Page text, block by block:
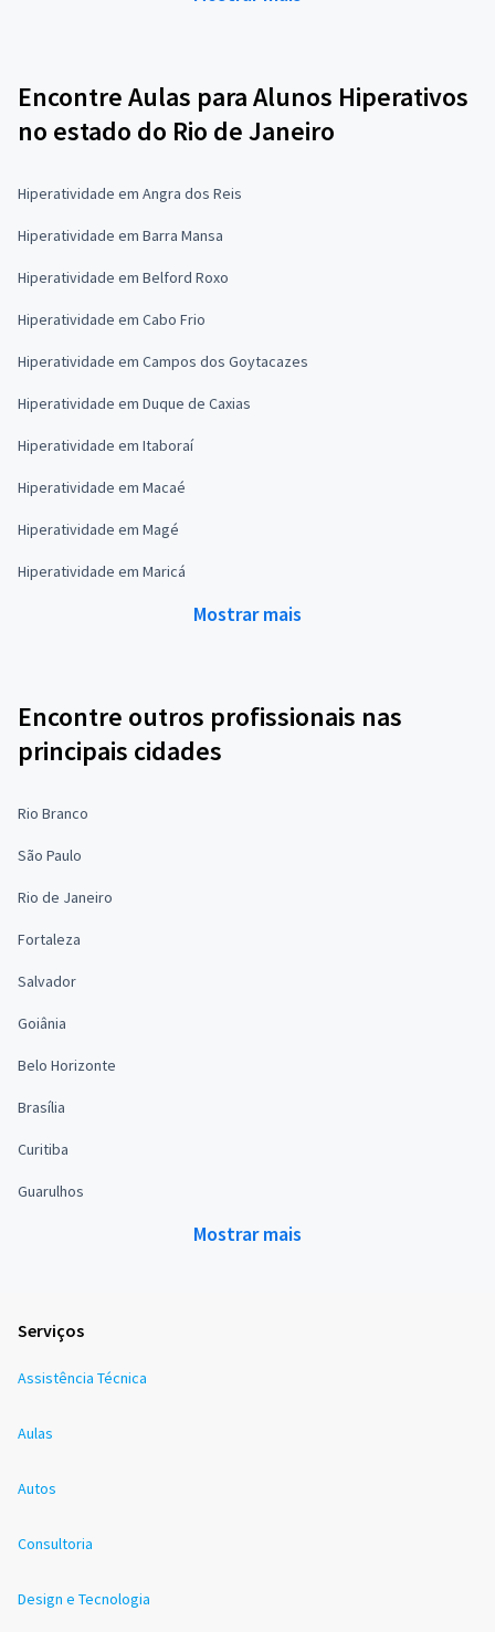
Encontre Aulas para Alunos Hiperativos
no estado do Rio de Janeiro
Hiperatividade em Angra dos Reis
Hiperatividade em Barra Mansa
Hiperatividade em Belford Roxo
Hiperatividade em Cabo Frio
Hiperatividade em Campos dos Goytacazes
Hiperatividade em Duque de Caxias
Hiperatividade em Itaboraí
Hiperatividade em Macaé
Hiperatividade em Magé
Hiperatividade em Maricá
Mostrar mais
Encontre outros profissionais nas
principais cidades
Rio Branco
São Paulo
Rio de Janeiro
Fortaleza
Salvador
Goiânia
Belo Horizonte
Brasília
Curitiba
Guarulhos
Mostrar mais
Serviços
Assistência Técnica
Aulas
Autos
Consultoria
Design e Tecnologia